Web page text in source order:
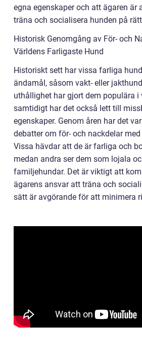
egna egenskaper och att ägaren är
träna och socialisera hunden på
Historisk Genomgång av För- och
Världens Farligaste Hund
Historiskt sett har vissa farliga
ändamål, såsom vakt- eller
uthållighet har gjort dem populära i
samtidigt har det också lett till
egenskaper. Genom åren har det
debatter om för- och nackdelar
Vissa hävdar att de är farliga och
medan andra ser dem som lojala
familjehundar. Det är viktigt att
ägarens ansvar att träna och
sätt är avgörande för att minimera